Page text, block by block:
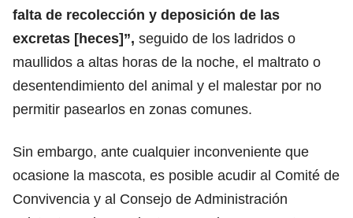
falta de recolección y deposición de las
excretas [heces]”, seguido de los ladridos o
maullidos a altas horas de la noche, el maltrato o
desentendimiento del animal y el malestar por no
permitir pasearlos en zonas comunes.
Sin embargo, ante cualquier inconveniente que
ocasione la mascota, es posible acudir al Comité de
Convivencia y al Consejo de Administración